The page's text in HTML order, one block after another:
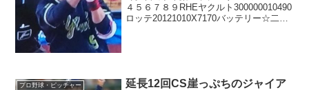
４５６７８９RHEヤクルト300000010490
ロッテ20121010X7170バッテリー☆二木
プロ野球・ピッチャー
延長12回CS崖っぷちのジャイア